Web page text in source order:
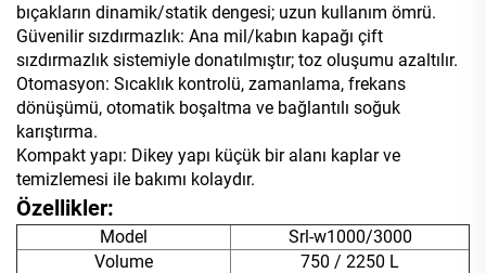
bıçakların dinamik/statik dengesi; uzun kullanım ömrü.
Güvenilir sızdırmazlık: Ana mil/kabın kapağı çift
sızdırmazlık sistemiyle donatılmıştır; toz oluşumu azaltılır.
Otomasyon: Sıcaklık kontrolü, zamanlama, frekans
dönüşümü, otomatik boşaltma ve bağlantılı soğuk
karıştırma.
Kompakt yapı: Dikey yapı küçük bir alanı kaplar ve
temizlemesi ile bakımı kolaydır.
Özellikler:
Model
Srl-w1000/3000
Volume
750 / 2250 L